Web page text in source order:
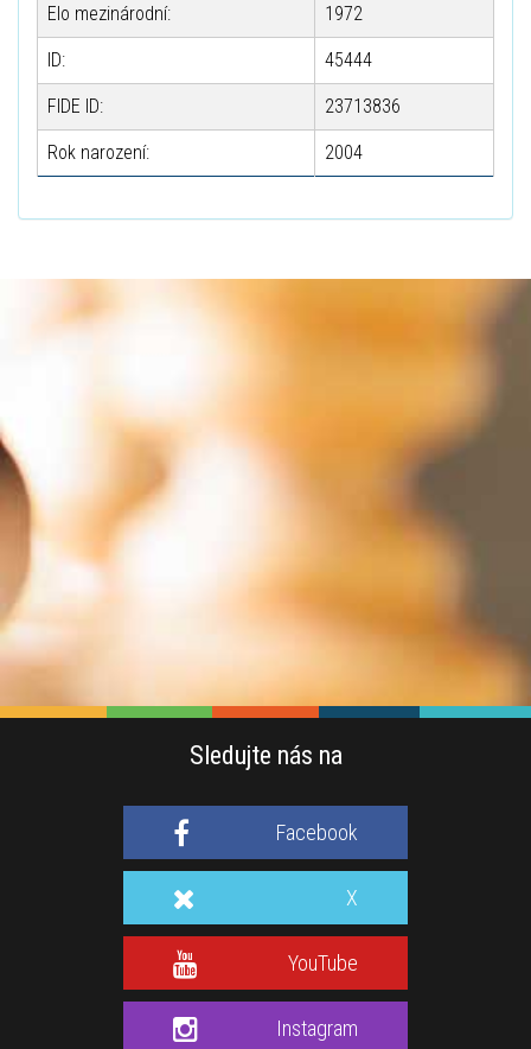
Elo mezinárodní: 1972
ID: 45444
FIDE ID: 23713836
Rok narození: 2004
Sledujte nás na
Facebook
X
YouTube
Instagram